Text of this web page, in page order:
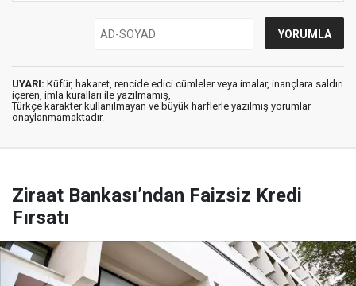
UYARI: Küfür, hakaret, rencide edici cümleler veya imalar, inançlara saldırı
içeren, imla kuralları ile yazılmamış,
Türkçe karakter kullanılmayan ve büyük harflerle yazılmış yorumlar
onaylanmamaktadır.
Ziraat Bankası’ndan Faizsiz Kredi
Fırsatı